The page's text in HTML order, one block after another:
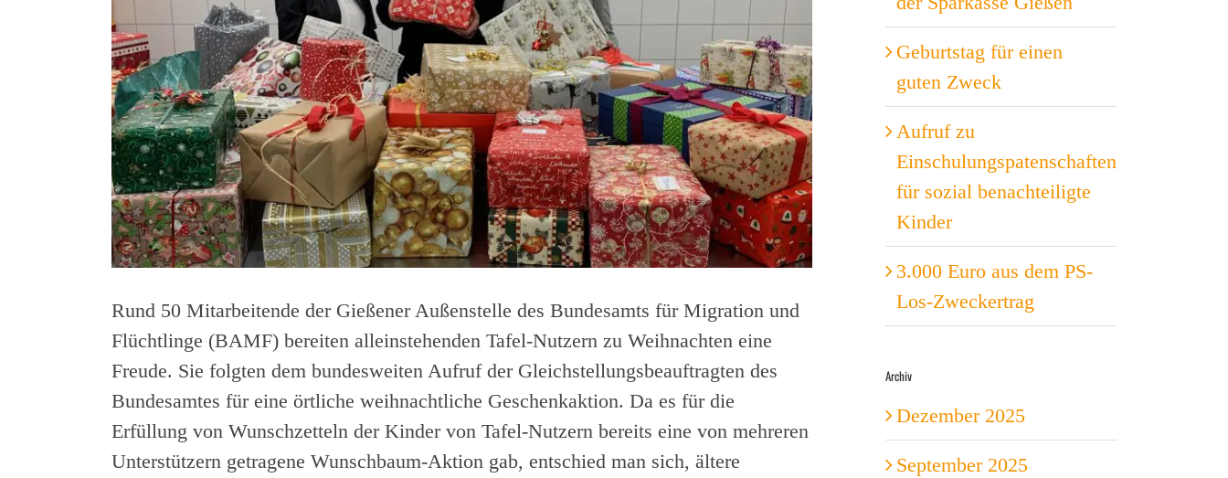
Rund 50 Mitarbeitende der Gießener Außenstelle des Bundesamts für Migration und
Flüchtlinge (BAMF) bereiten alleinstehenden Tafel-Nutzern zu Weihnachten eine
Freude. Sie folgten dem bundesweiten Aufruf der Gleichstellungsbeauftragten des
Bundesamtes für eine örtliche weihnachtliche Geschenkaktion. Da es für die
Erfüllung von Wunschzetteln der Kinder von Tafel-Nutzern bereits eine von mehreren
Unterstützern getragene Wunschbaum-Aktion gab, entschied man sich, ältere
Geburtstag für einen
guten Zweck
Aufruf zu
Einschulungspatenschaften
für sozial benachteiligte
Kinder
3.000 Euro aus dem PS-
Los-Zweckertrag
Archiv
Dezember 2025
September 2025